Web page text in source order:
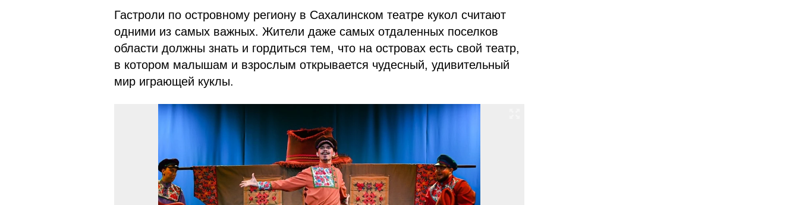
Гастроли по островному региону в Сахалинском театре кукол считают
одними из самых важных. Жители даже самых отдаленных поселков
области должны знать и гордиться тем, что на островах есть свой театр,
в котором малышам и взрослым открывается чудесный, удивительный
мир играющей куклы.